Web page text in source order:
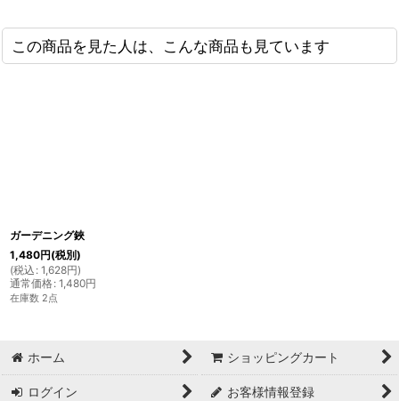
この商品を見た人は、こんな商品も見ています
ガーデニング鋏
1,480円(税別)
(税込 : 1,628円)
通常価格: 1,480円
在庫数 2点
ホーム ショッピングカート
ログイン お客様情報登録